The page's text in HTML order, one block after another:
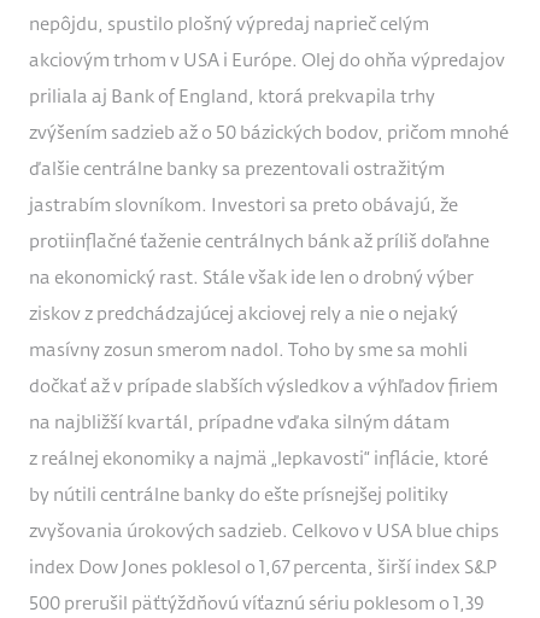
nepôjdu, spustilo plošný výpredaj naprieč celým
akciovým trhom v USA i Európe. Olej do ohňa výpredajov
priliala aj Bank of England, ktorá prekvapila trhy
zvýšením sadzieb až o 50 bázických bodov, pričom mnohé
ďalšie centrálne banky sa prezentovali ostražitým
jastrabím slovníkom. Investori sa preto obávajú, že
protiinflačné ťaženie centrálnych bánk až príliš doľahne
na ekonomický rast. Stále však ide len o drobný výber
ziskov z predchádzajúcej akciovej rely a nie o nejaký
masívny zosun smerom nadol. Toho by sme sa mohli
dočkať až v prípade slabších výsledkov a výhľadov firiem
na najbližší kvartál, prípadne vďaka silným dátam
z reálnej ekonomiky a najmä „lepkavosti“ inflácie, ktoré
by nútili centrálne banky do ešte prísnejšej politiky
zvyšovania úrokových sadzieb. Celkovo v USA blue chips
index Dow Jones poklesol o 1,67 percenta, širší index S&P
500 prerušil päťtýždňovú víťaznú sériu poklesom o 1,39